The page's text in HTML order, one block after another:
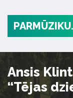
Ansis
“Tējas